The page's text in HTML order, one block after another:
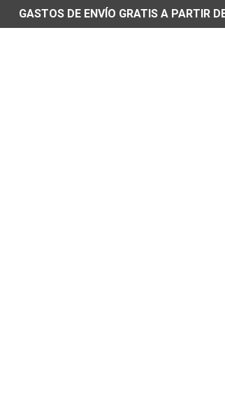
GASTOS DE ENVÍO GRATIS A PARTIR